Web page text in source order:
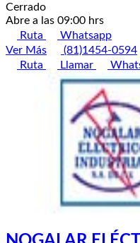
Cerrado
Abre a las 09:00 hrs
Ruta
Whatsapp
Ver Más
(81)1454-0594
Ruta
Llamar